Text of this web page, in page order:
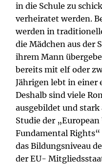
in die Schule zu
verheiratet werden.
werden in
die Mädchen aus der
ihrem Mann
bereits mit elf oder
Jährigen lebt in einer
Deshalb sind viele
ausgebildet und
Studie der
Fundamental Rights“
das Bildungsniveau
der EU-